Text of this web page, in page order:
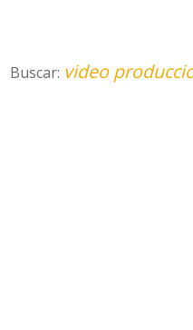
Buscar: video